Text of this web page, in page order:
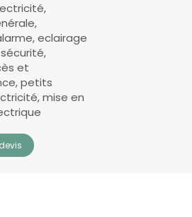
eclairage
et
petits
mise en